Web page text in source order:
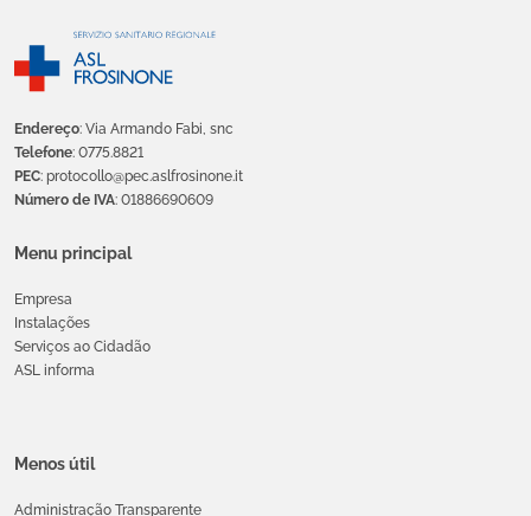
Endereço: Via Armando Fabi, snc
Telefone: 0775.8821
PEC: protocollo@pec.aslfrosinone.it
Número de IVA: 01886690609
Menu principal
Empresa
Instalações
Serviços ao Cidadão
ASL informa
Menos útil
Administração Transparente